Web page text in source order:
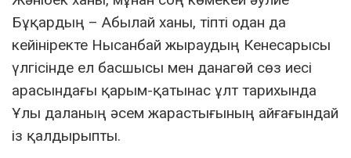
Бұқардың – Абылай ханы, тіпті одан да
кейініректе Нысанбай жыраудың Кенесарысы
үлгісінде ел басшысы мен данагөй сөз иесі
арасындағы қарым-қатынас ұлт тарихында
Ұлы даланың әсем жарастығының айғағындай
із қалдырыпты.